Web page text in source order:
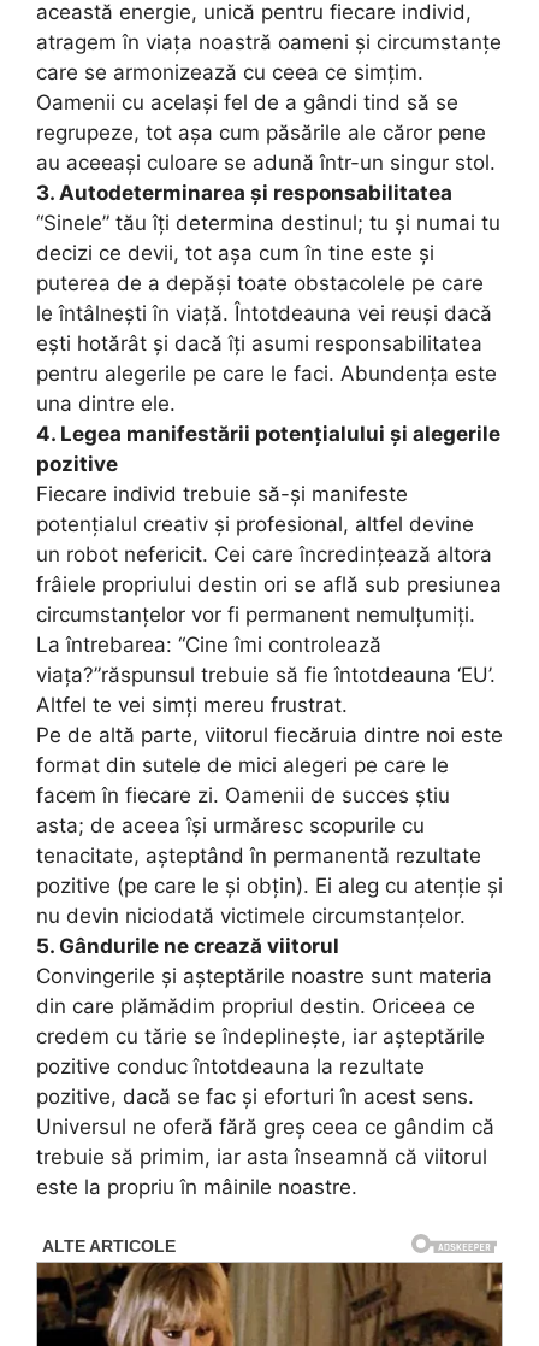
această energie, unică pentru fiecare individ,
atragem în viața noastră oameni și circumstanțe
care se armonizează cu ceea ce simțim.
Oamenii cu același fel de a gândi tind să se
regrupeze, tot așa cum păsările ale căror pene
au aceeași culoare se adună într-un singur stol.
3. Autodeterminarea și responsabilitatea
“Sinele” tău îți determina destinul; tu și numai tu
decizi ce devii, tot așa cum în tine este și
puterea de a depăși toate obstacolele pe care
le întâlnești în viață. Întotdeauna vei reuși dacă
ești hotărât și dacă îți asumi responsabilitatea
pentru alegerile pe care le faci. Abundența este
una dintre ele.
4. Legea manifestării potențialului și alegerile
pozitive
Fiecare individ trebuie să-și manifeste
potențialul creativ și profesional, altfel devine
un robot nefericit. Cei care încredințează altora
frâiele propriului destin ori se află sub presiunea
circumstanțelor vor fi permanent nemulțumiți.
La întrebarea: “Cine îmi controlează
viața?”răspunsul trebuie să fie întotdeauna ‘EU’.
Altfel te vei simți mereu frustrat.
Pe de altă parte, viitorul fiecăruia dintre noi este
format din sutele de mici alegeri pe care le
facem în fiecare zi. Oamenii de succes știu
asta; de aceea își urmăresc scopurile cu
tenacitate, așteptând în permanentă rezultate
pozitive (pe care le și obțin). Ei aleg cu atenție și
nu devin niciodată victimele circumstanțelor.
5. Gândurile ne crează viitorul
Convingerile și așteptările noastre sunt materia
din care plămădim propriul destin. Oriceea ce
credem cu tărie se îndeplinește, iar așteptările
pozitive conduc întotdeauna la rezultate
pozitive, dacă se fac și eforturi în acest sens.
Universul ne oferă fără greș ceea ce gândim că
trebuie să primim, iar asta înseamnă că viitorul
este la propriu în mâinile noastre.